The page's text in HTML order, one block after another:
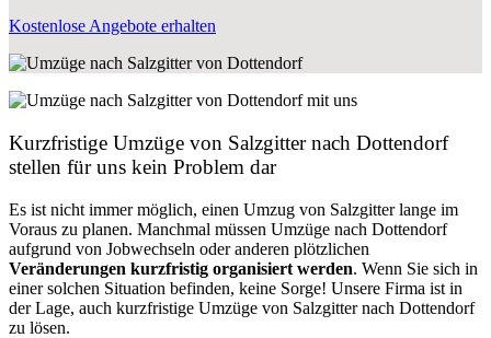
Kostenlose Angebote erhalten
Kurzfristige Umzüge von Salzgitter nach Dottendorf
stellen für uns kein Problem dar
Es ist nicht immer möglich, einen Umzug von Salzgitter lange im
Voraus zu planen. Manchmal müssen Umzüge nach Dottendorf
aufgrund von Jobwechseln oder anderen plötzlichen
Veränderungen kurzfristig organisiert werden. Wenn Sie sich in
einer solchen Situation befinden, keine Sorge! Unsere Firma ist in
der Lage, auch kurzfristige Umzüge von Salzgitter nach Dottendorf
zu lösen.